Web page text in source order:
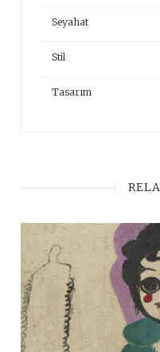
Seyahat
Stil
Tasarım